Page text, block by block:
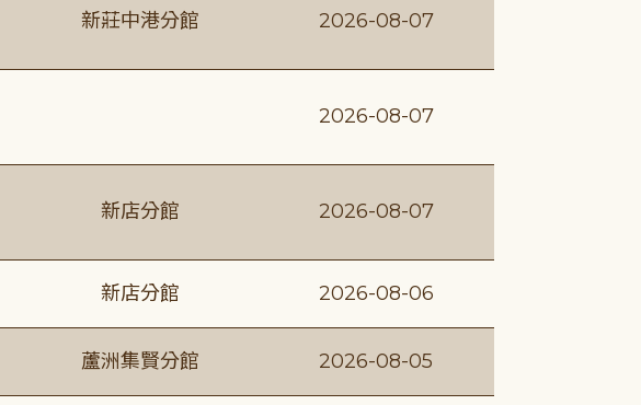
新莊中港分館 2026-08-07
2026-08-07
新店分館 2026-08-07
新店分館 2026-08-06
蘆洲集賢分館 2026-08-05